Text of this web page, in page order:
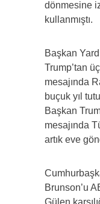
dönmesine
kullanmıştı.
Başkan
Trump’tan
mesajında
buçuk yıl
Başkan
mesajında
artık eve
Brunson’u